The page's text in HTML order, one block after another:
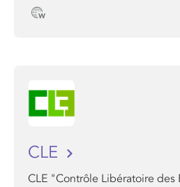
CLE
CLE "Contrôle Libératoire des